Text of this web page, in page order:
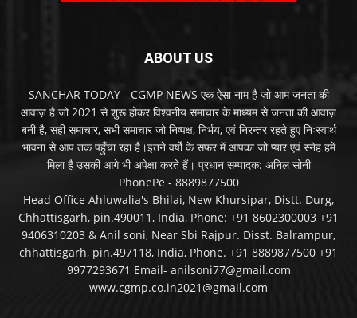
ABOUT US
SANCHAR TODAY - CGMP NEWS एक ऐसा नाम है जो आम जनता की
आवाज़ है जो 2021 से शुरू होकर विश्वनीय समाचार के माध्यम से जनता की आवाज़
बनी है, सही समाचार, सभी समाचार जो निष्पक्ष, निर्भय, एवं निरन्तर रहते हुए निःस्वार्थ
भावना से आप तक पहुँचा रहा है।इतने वर्षो के सफर में आपका जो प्यार एवं स्नेह हमें
मिला है उसकी आगे भी अपेक्षा करते हैं। प्रधान सम्पादक: अनिल सोनी
PhonePe - 8889877500
Head Office Ahluwalia's Bhilai, New Khursipar, Distt. Durg,
Chhattisgarh, pin.490011, India, Phone: +91 8602300003 +91
9406310203 & Anil soni, Near Sbi Rajpur. Disst. Balrampur,
chhattisgarh, pin.497118, India, Phone. +91 8889877500 +91
9977293671 Email- anilsoni77@gmail.com
www.cgmp.co.in2021@gmail.com